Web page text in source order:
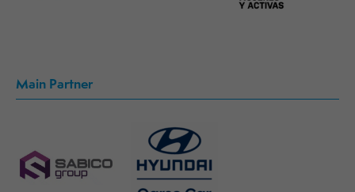
Main Partner